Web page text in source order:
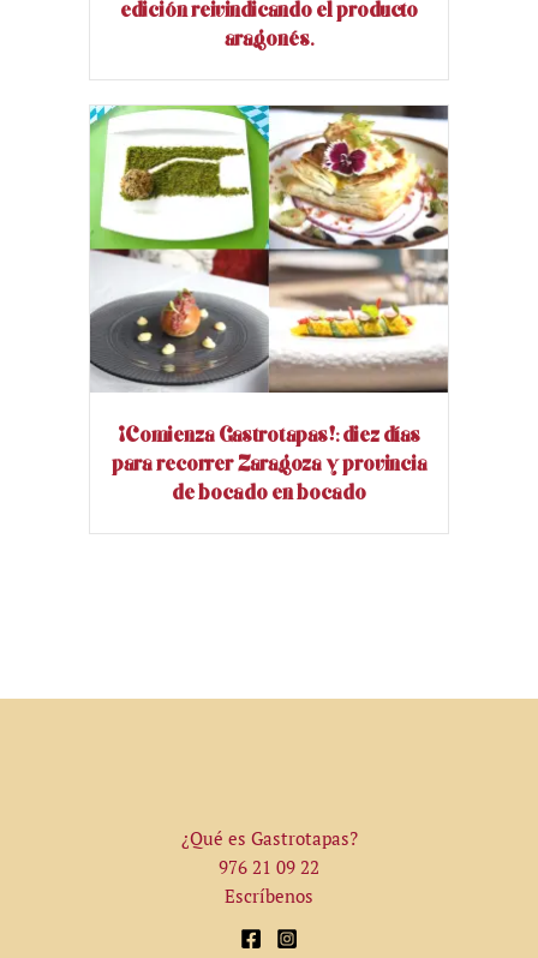
edición reivindicando el producto
aragonés.
¡Comienza Gastrotapas!: diez días
para recorrer Zaragoza y provincia
de bocado en bocado
¿Qué es Gastrotapas?
976 21 09 22
Escríbenos